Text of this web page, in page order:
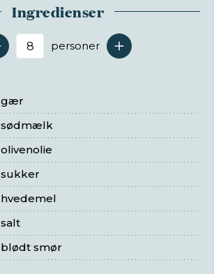
Ingredienser
Antal serveringer
personer
gær
sødmælk
olivenolie
sukker
hvedemel
salt
blødt smør